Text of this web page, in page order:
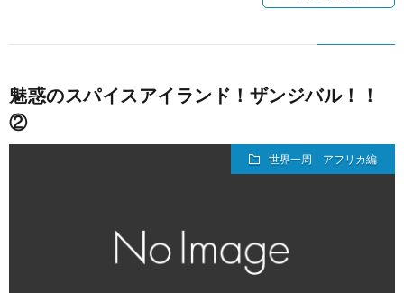
魅惑のスパイスアイランド！ザンジバル！！
②
世界一周 アフリカ編